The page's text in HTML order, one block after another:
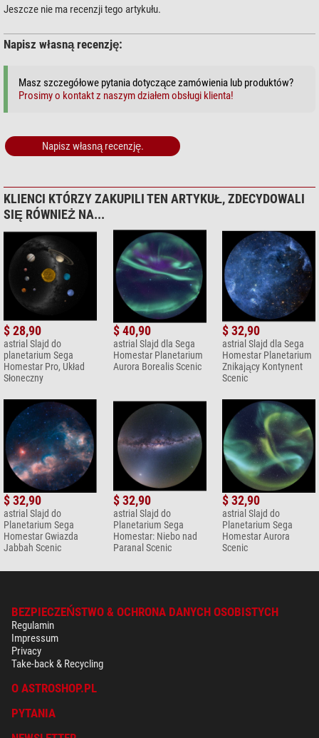
Jeszcze nie ma recenzji tego artykułu.
Napisz własną recenzję:
Masz szczegółowe pytania dotyczące zamówienia lub produktów?
Prosimy o kontakt z naszym działem obsługi klienta!
Napisz własną recenzję.
KLIENCI KTÓRZY ZAKUPILI TEN ARTYKUŁ, ZDECYDOWALI
SIĘ RÓWNIEŻ NA...
$ 28,90
astrial Slajd do
planetarium Sega
Homestar Pro, Układ
Słoneczny
$ 40,90
astrial Slajd dla Sega
Homestar Planetarium
Aurora Borealis Scenic
$ 32,90
astrial Slajd dla Sega
Homestar Planetarium
Znikający Kontynent
Scenic
$ 32,90
astrial Slajd do
Planetarium Sega
Homestar Gwiazda
Jabbah Scenic
$ 32,90
astrial Slajd do
Planetarium Sega
Homestar: Niebo nad
Paranal Scenic
$ 32,90
astrial Slajd do
Planetarium Sega
Homestar Aurora
Scenic
BEZPIECZEŃSTWO & OCHRONA DANYCH OSOBISTYCH
Regulamin
Impressum
Privacy
Take-back & Recycling
O ASTROSHOP.PL
PYTANIA